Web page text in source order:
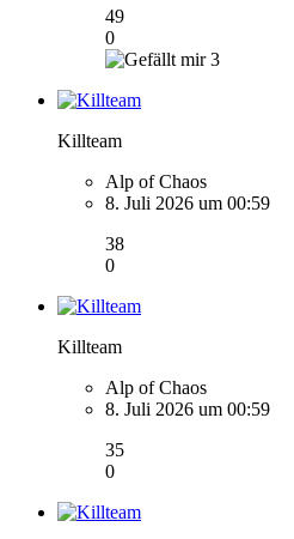
49
0
3
Killteam
Alp of Chaos
8. Juli 2026 um 00:59
38
0
Killteam
Alp of Chaos
8. Juli 2026 um 00:59
35
0